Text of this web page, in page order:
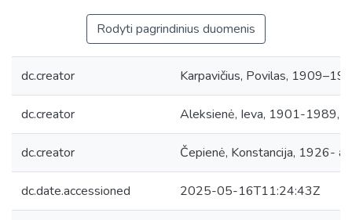
Rodyti pagrindinius duomenis
dc.creator Karpavičius, Povilas,
dc.creator Aleksienė, Ieva, 1901-1989,
dc.creator Čepienė, Konstancija, 1926-
dc.date.accessioned 2025-05-16T11:24:43Z